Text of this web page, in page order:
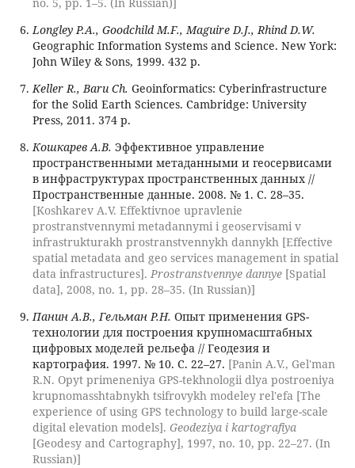
Longley P.A., Goodchild M.F., Maguire D.J., Rhind D.W.
Geographic Information Systems and Science. New York:
John Wiley & Sons, 1999. 432 p.
Keller R., Baru Ch. Geoinformatics: Cyberinfrastructure
for the Solid Earth Sciences. Cambridge: University
Press, 2011. 374 p.
Кошкарев А.В. Эффективное управление
пространственными метаданными и геосервисами
в инфраструктурах пространственных данных //
Пространственные данные. 2008. № 1. С. 28–35.
[Koshkarev A.V. Effektivnoe upravlenie
prostranstvennymi metadannymi i geoservisami v
infrastrukturakh prostranstvennykh dannykh [Effective
spatial metadata and geo services management in spatial
data infrastructures]. Prostranstvennye dannye[Spatial
data], 2008, no. 1, pp. 28–35. (In Russian)]
Панин А.В., Гельман Р.Н. Опыт применения GPS-
технологии для построения крупномасштабных
цифровых моделей рельефа // Геодезия и
картография. 1997. № 10. С. 22–27. [Panin A.V., Gel'man
R.N. Opyt primeneniya GPS-tekhnologii dlya postroeniya
krupnomasshtabnykh tsifrovykh modeley rel'efa [The
experience of using GPS technology to build large-scale
digital elevation models]. Geodeziya i kartografiya
[Geodesy and Cartography], 1997, no. 10, pp. 22–27. (In
Russian)]